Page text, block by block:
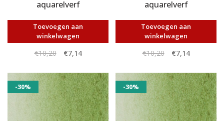
aquarelverf
Toevoegen aan
winkelwagen
€10,20 €7,14
aquarelverf
Toevoegen aan
winkelwagen
€10,20 €7,14
-30% -30%